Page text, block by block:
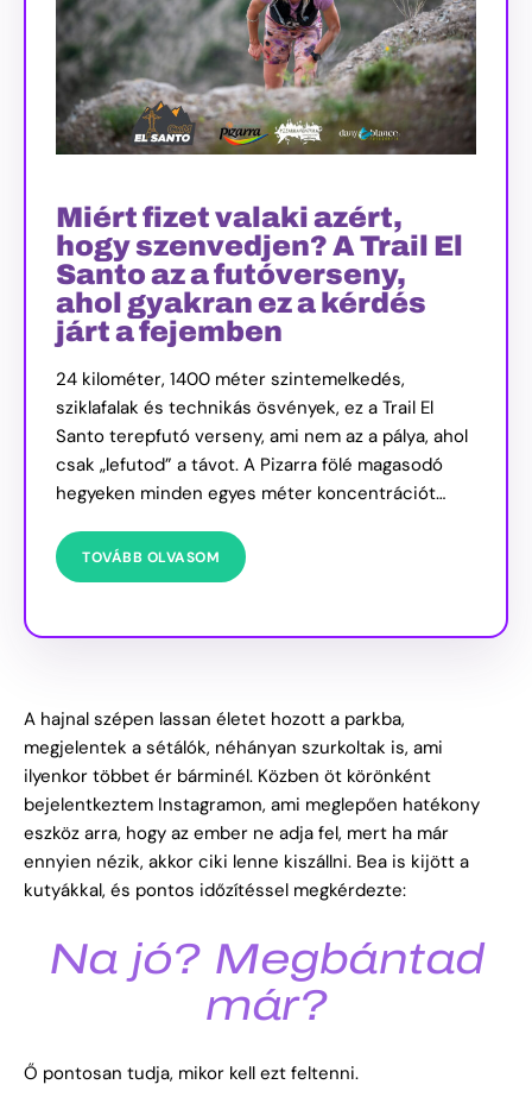
Miért fizet valaki azért,
hogy szenvedjen? A Trail El
Santo az a futóverseny,
ahol gyakran ez a kérdés
járt a fejemben
24 kilométer, 1400 méter szintemelkedés,
sziklafalak és technikás ösvények, ez a Trail El
Santo terepfutó verseny, ami nem az a pálya, ahol
csak „lefutod” a távot. A Pizarra fölé magasodó
hegyeken minden egyes méter koncentrációt…
TOVÁBB OLVASOM
A hajnal szépen lassan életet hozott a parkba,
megjelentek a sétálók, néhányan szurkoltak is, ami
ilyenkor többet ér bárminél. Közben öt körönként
bejelentkeztem Instagramon, ami meglepően hatékony
eszköz arra, hogy az ember ne adja fel, mert ha már
ennyien nézik, akkor ciki lenne kiszállni. Bea is kijött a
kutyákkal, és pontos időzítéssel megkérdezte:
Na jó? Megbántad
már?
Ő pontosan tudja, mikor kell ezt feltenni.